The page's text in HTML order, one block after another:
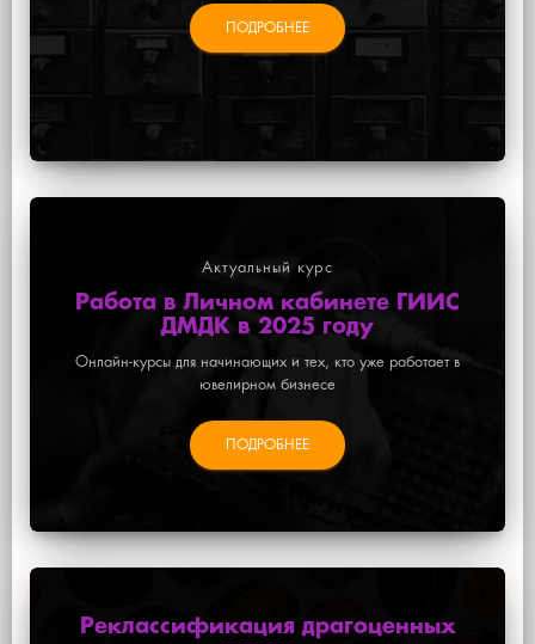
ПОДРОБНЕЕ
Актуальный курс
Работа в Личном кабинете ГИИС
ДМДК в 2025 году
Онлайн-курсы для начинающих и тех, кто уже работает в
ювелирном бизнесе
ПОДРОБНЕЕ
Реклассификация драгоценных